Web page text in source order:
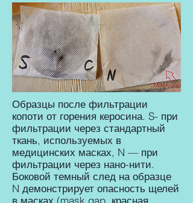
Образцы после фильтрации
копоти от горения керосина. S- при
фильтрации через стандартный
ткань, используемых в
медицинских масках, N — при
фильтрации через нано-нити.
Боковой темный след на образце
N демонстрирует опасность щелей
в масках (mask gap, красная